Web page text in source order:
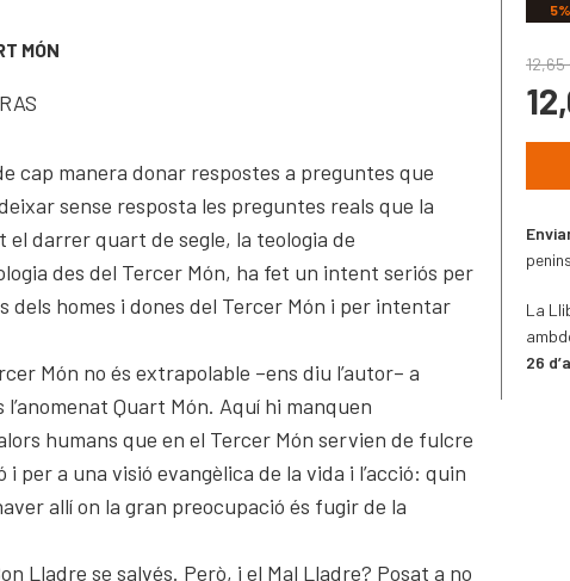
12,65
La
26
MÓN
cap manera donar respostes a preguntes que
sense resposta les preguntes reals que la
el darrer quart de segle, la teologia de
des del Tercer Món, ha fet un intent seriós per
homes i dones del Tercer Món i per intentar
Món no és extrapolable –ens diu l’autor– a
Quart Món. Aquí hi manquen
humans que en el Tercer Món servien de fulcre
per a una visió evangèlica de la vida i l’acció: quin
allí on la gran preocupació és fugir de la
Lladre se salvés. Però, i el Mal Lladre? Posat a no